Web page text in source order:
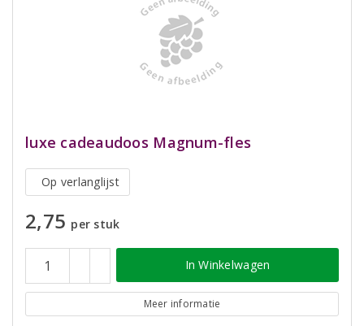
luxe cadeaudoos Magnum-fles
Op verlanglijst
2,75 per stuk
In Winkelwagen
Meer informatie